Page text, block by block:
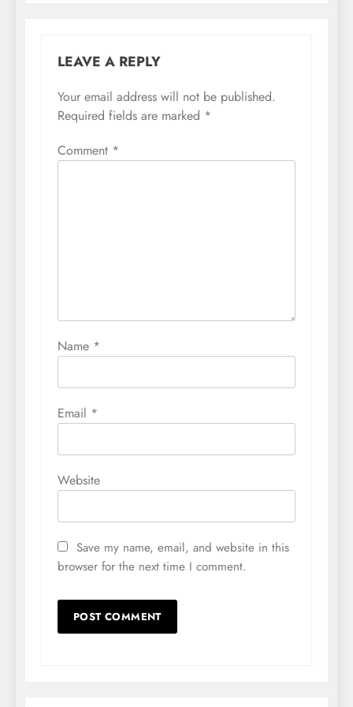
LEAVE A REPLY
Your email address will not be published.
Required fields are marked *
Comment *
Name *
Email *
Website
Save my name, email, and website in this
browser for the next time I comment.